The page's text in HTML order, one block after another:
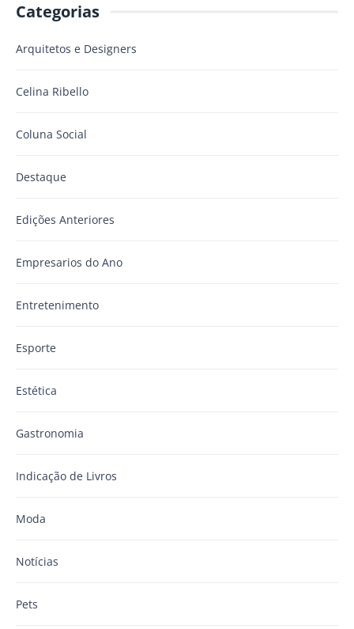
Categorias
Arquitetos e Designers
Celina Ribello
Coluna Social
Destaque
Edições Anteriores
Empresarios do Ano
Entretenimento
Esporte
Estética
Gastronomia
Indicação de Livros
Moda
Notícias
Pets